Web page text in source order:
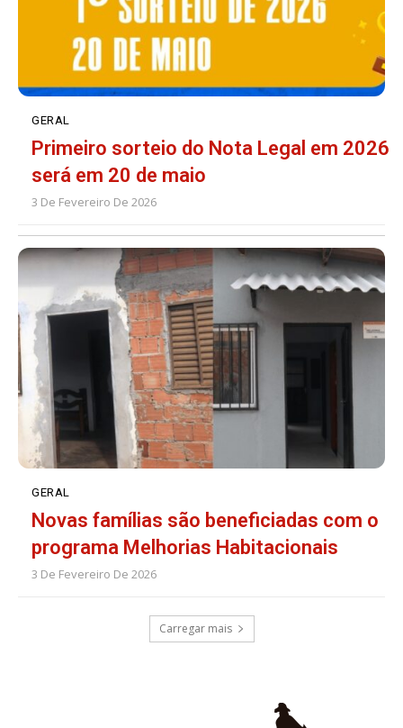
GERAL
Primeiro sorteio do Nota Legal em 2026
será em 20 de maio
3 De Fevereiro De 2026
GERAL
Novas famílias são beneficiadas com o
programa Melhorias Habitacionais
3 De Fevereiro De 2026
Carregar mais